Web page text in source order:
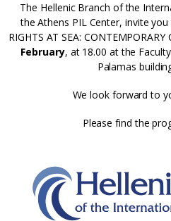
The Hellenic Branch of the
the Athens PIL Center, invite
RIGHTS AT SEA: CONTEMPORARY
February, at 18.00 at the
Palamas
We look forward to
Please find the